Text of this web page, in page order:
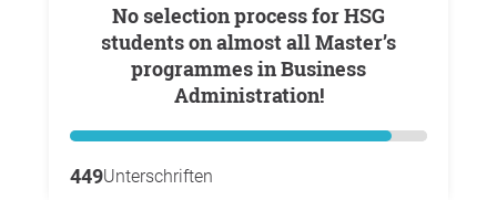
No selection process for HSG
students on almost all Master’s
programmes in Business
Administration!
449Unterschriften